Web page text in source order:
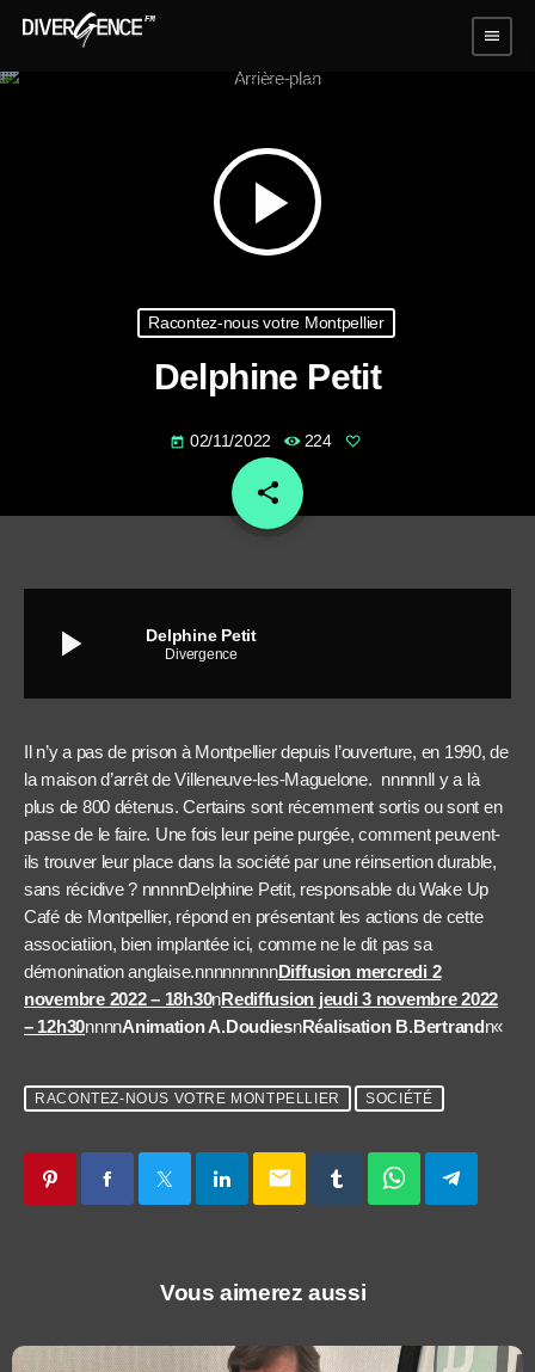
menu
play_arrow
Racontez-nous votre Montpellier
Delphine Petit
today 02/11/2022 224
share
email
play_arrow Delphine Petit
Divergence
Il n’y a pas de prison à Montpellier depuis l’ouverture, en 1990, de
la maison d’arrêt de Villeneuve-les-Maguelone. nnnnnIl y a là
plus de 800 détenus. Certains sont récemment sortis ou sont en
passe de le faire. Une fois leur peine purgée, comment peuvent-
ils trouver leur place dans la société par une réinsertion durable,
sans récidive ? nnnnnDelphine Petit, responsable du Wake Up
Café de Montpellier, répond en présentant les actions de cette
associatiion, bien implantée ici, comme ne le dit pas sa
démonination anglaise.nnnnnnnnnDiffusion mercredi 2
novembre 2022 – 18h30nRediffusion jeudi 3 novembre 2022
– 12h30nnnnAnimation A.DoudiesnRéalisation B.Bertrandn«
RACONTEZ-NOUS VOTRE MONTPELLIER SOCIÉTÉ
email
Vous aimerez aussi